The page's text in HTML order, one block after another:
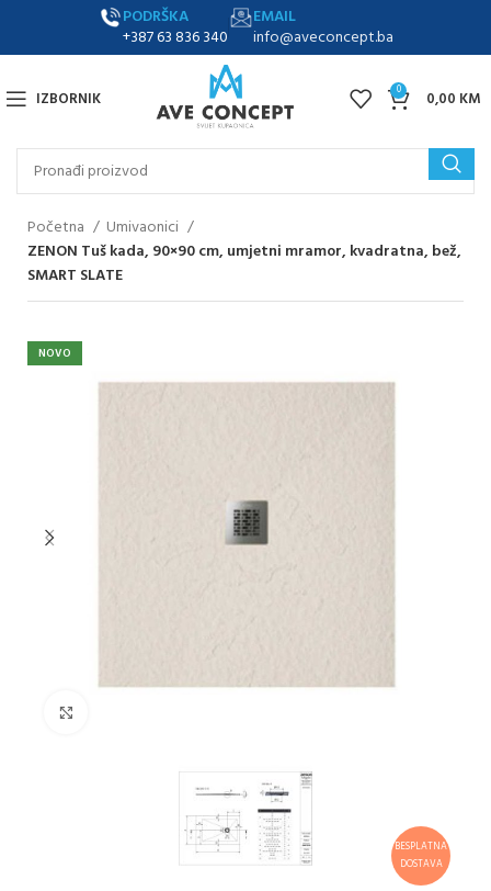
PODRŠKA
+387 63 836 340
EMAIL
info@aveconcept.ba
IZBORNIK 0 0,00 KM
Početna
Umivaonici
ZENON Tuš kada, 90×90 cm, umjetni mramor, kvadratna, bež,
SMART SLATE
BESPLATNA
DOSTAVA
NOVO